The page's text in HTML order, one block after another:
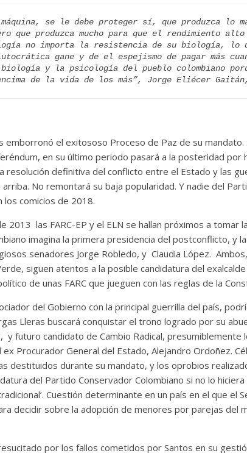
se le debe proteger sí, que produzca lo
que produzca mucho para que el rendimiento alto
no importa la resistencia de su biología, lo
gane y de el espejismo de pagar más
y la psicología del pueblo colombiano
de la vida de los más”, Jorge Eliécer
emborronó el exitososo Proceso de Paz de su mandato.
en su último periodo pasará a la posteridad por
resolución definitiva del conflicto entre el Estado y las
No remontará su baja popularidad. Y nadie del
comicios de 2018.
2013 las FARC-EP y el ELN se hallan próximos a tomar
imagina la primera presidencia del postconflicto, y
senadores Jorge Robledo, y Claudia López.
siguen atentos a la posible candidatura del
de unas FARC que jueguen con las reglas de la
del Gobierno con la principal guerrilla del país,
Lleras buscará conquistar el trono logrado por su
futuro candidato de Cambio Radical, presumiblemente
Procurador General del Estado, Alejandro Ordoñez.
destituidos durante su mandato, y los oprobios
del Partido Conservador Colombiano si no lo
Cuestión determinante en un país en el que el
decidir sobre la adopción de menores por parejas del
por los fallos cometidos por Santos en su